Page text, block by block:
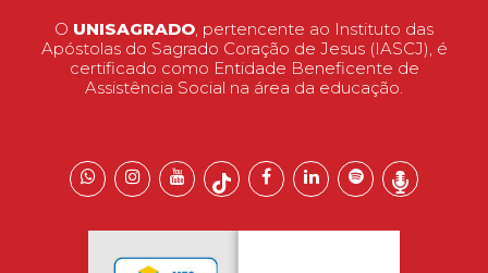
O UNISAGRADO, pertencente ao Instituto das
Apóstolas do Sagrado Coração de Jesus (IASCJ), é
certificado como Entidade Beneficente de
Assistência Social na área da educação.